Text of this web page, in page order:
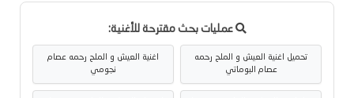
عمليات بحث مقترحة للأغنية:
تحميل اغنية العيش و الملح رحمه
عصام البوماتي
اغنية العيش و الملح رحمه عصام
نجومي